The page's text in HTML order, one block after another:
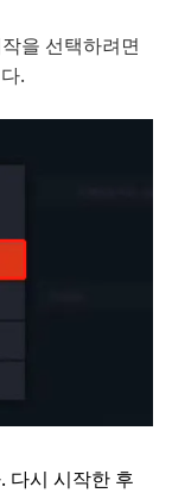
을 선택하려면
.
다시 시작한 후